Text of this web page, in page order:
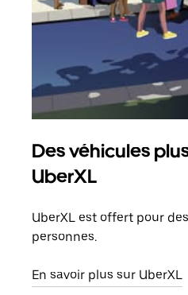
Des véhicules
UberXL
UberXL est offert pour
personnes.
En savoir plus sur UberXL